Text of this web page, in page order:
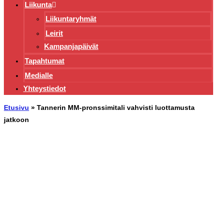
Liikunta
Liikuntaryhmät
Leirit
Kampanjapäivät
Tapahtumat
Medialle
Yhteystiedot
Etusivu » Tannerin MM-pronssimitali vahvisti luottamusta
jatkoon